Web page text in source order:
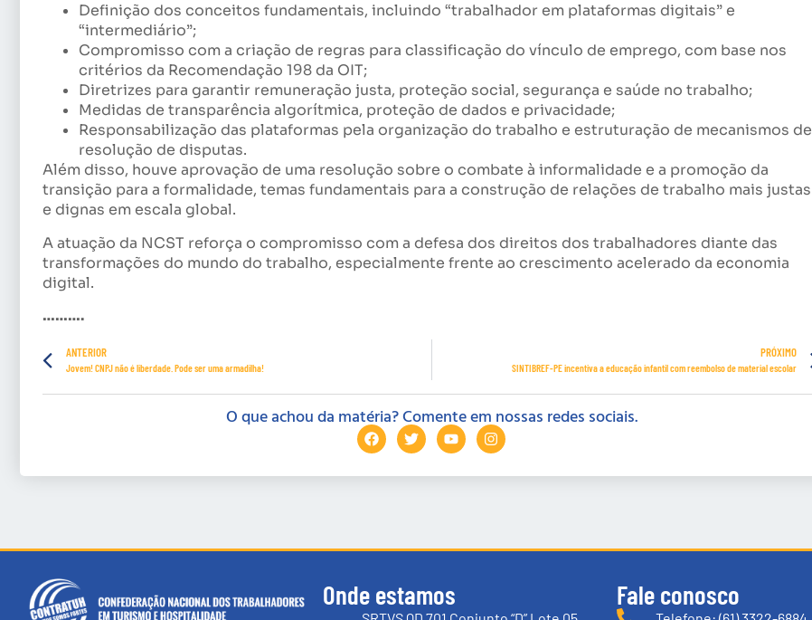
Definição dos conceitos fundamentais, incluindo “trabalhador em plataformas digitais” e
“intermediário”;
Compromisso com a criação de regras para classificação do vínculo de emprego, com base nos
critérios da Recomendação 198 da OIT;
Diretrizes para garantir remuneração justa, proteção social, segurança e saúde no trabalho;
Medidas de transparência algorítmica, proteção de dados e privacidade;
Responsabilização das plataformas pela organização do trabalho e estruturação de mecanismos de
resolução de disputas.
Além disso, houve aprovação de uma resolução sobre o combate à informalidade e a promoção da
transição para a formalidade, temas fundamentais para a construção de relações de trabalho mais justas
e dignas em escala global.
A atuação da NCST reforça o compromisso com a defesa dos direitos dos trabalhadores diante das
transformações do mundo do trabalho, especialmente frente ao crescimento acelerado da economia
digital.
……….
ANTERIOR
Jovem! CNPJ não é liberdade. Pode ser uma armadilha!
PRÓXIMO
SINTIBREF-PE incentiva a educação infantil com reembolso de material escolar
O que achou da matéria? Comente em nossas redes sociais.
Onde estamos Fale conosco